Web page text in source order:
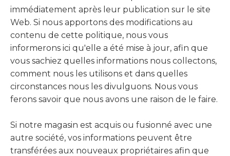
immédiatement après leur publication sur le site
Web. Si nous apportons des modifications au
contenu de cette politique, nous vous
informerons ici qu'elle a été mise à jour, afin que
vous sachiez quelles informations nous collectons,
comment nous les utilisons et dans quelles
circonstances nous les divulguons. Nous vous
ferons savoir que nous avons une raison de le faire.
Si notre magasin est acquis ou fusionné avec une
autre société, vos informations peuvent être
transférées aux nouveaux propriétaires afin que